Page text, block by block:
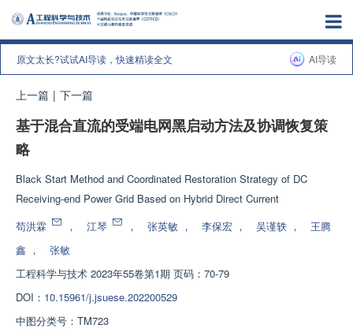
原文太长?试试AI导读，快速精读全文 AI导读
上一篇 | 下一篇
基于混合直流的受端电网黑启动方法及协调恢复策
略
Black Start Method and Coordinated Restoration Strategy of DC
Receiving-end Power Grid Based on Hybrid Direct Current
苟洪霖
， 江琴 ， 张英敏 ， 李保宏 ， 吴谨轶 ，
王腾
鑫 ，
张敏
工程科学与技术 2023年55卷第1期 页码：70-79
DOI： 10.15961/j.jsuese.202200529
中图分类号： TM723